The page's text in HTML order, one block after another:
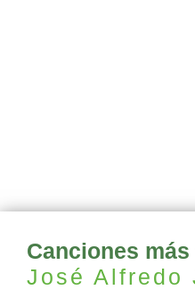
Canciones
José Alfredo